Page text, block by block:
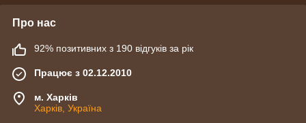
Про нас
92% позитивних з 190 відгуків за рік
Працює з 02.12.2010
м. Харків
Харків, Україна